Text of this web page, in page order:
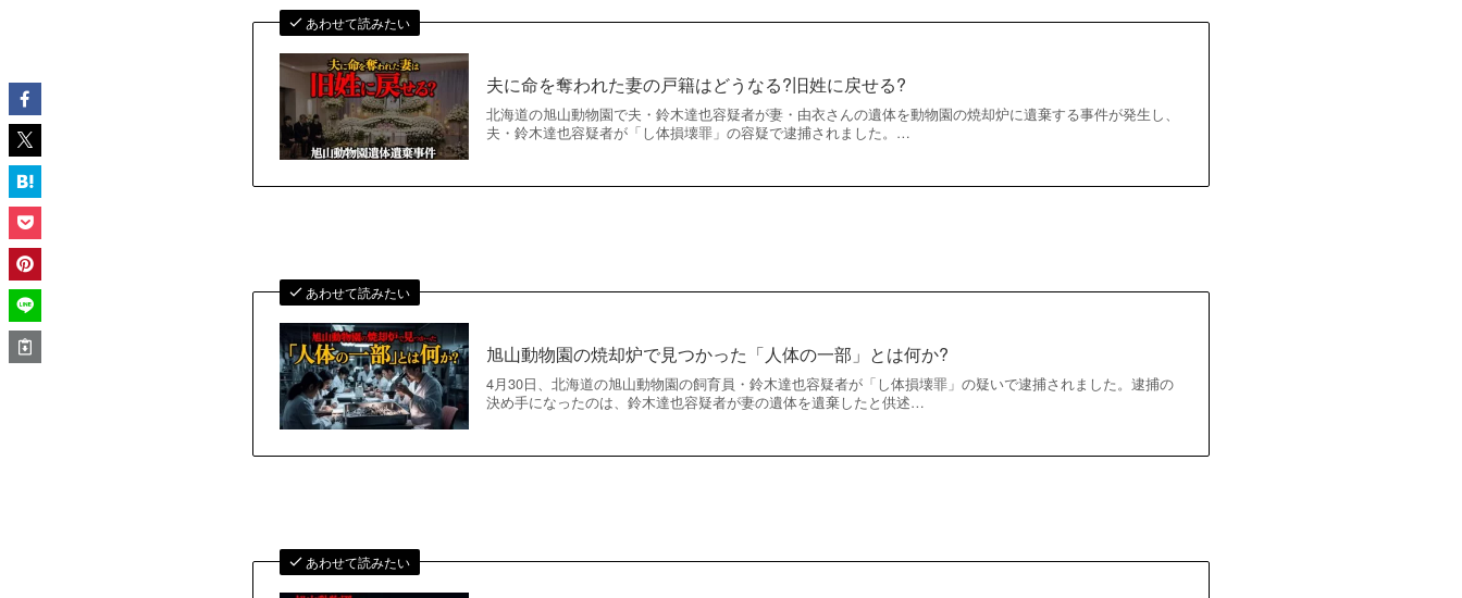
あわせて読みたい
夫に命を奪われた妻の戸籍はどうなる?旧姓に戻せる?
北海道の旭山動物園で夫・鈴木達也容疑者が妻・由衣さんの遺体を動物園の焼却炉に遺棄する事件が発生し、
夫・鈴木達也容疑者が「し体損壊罪」の容疑で逮捕されました。…
あわせて読みたい
旭山動物園の焼却炉で見つかった「人体の一部」とは何か?
4月30日、北海道の旭山動物園の飼育員・鈴木達也容疑者が「し体損壊罪」の疑いで逮捕されました。逮捕の
決め手になったのは、鈴木達也容疑者が妻の遺体を遺棄したと供述…
あわせて読みたい